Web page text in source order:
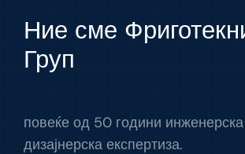
Ние сме
Груп
повеќе од 50 години
дизајнерска експертиза.